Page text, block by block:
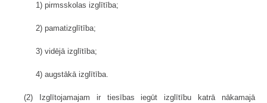
1) pirmsskolas izglītība;
2) pamatizglītība;
3) vidējā izglītība;
4) augstākā izglītība.
(2) Izglītojamajam ir tiesības iegūt izglītību katrā nākamajā